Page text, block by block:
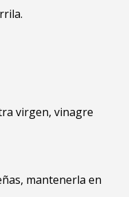
virgen, vinagre
mantenerla en